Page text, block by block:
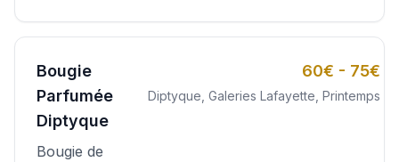
Bougie
Parfumée
Diptyque
Bougie de
60€ - 75€
Diptyque, Galeries Lafayette, Printemps